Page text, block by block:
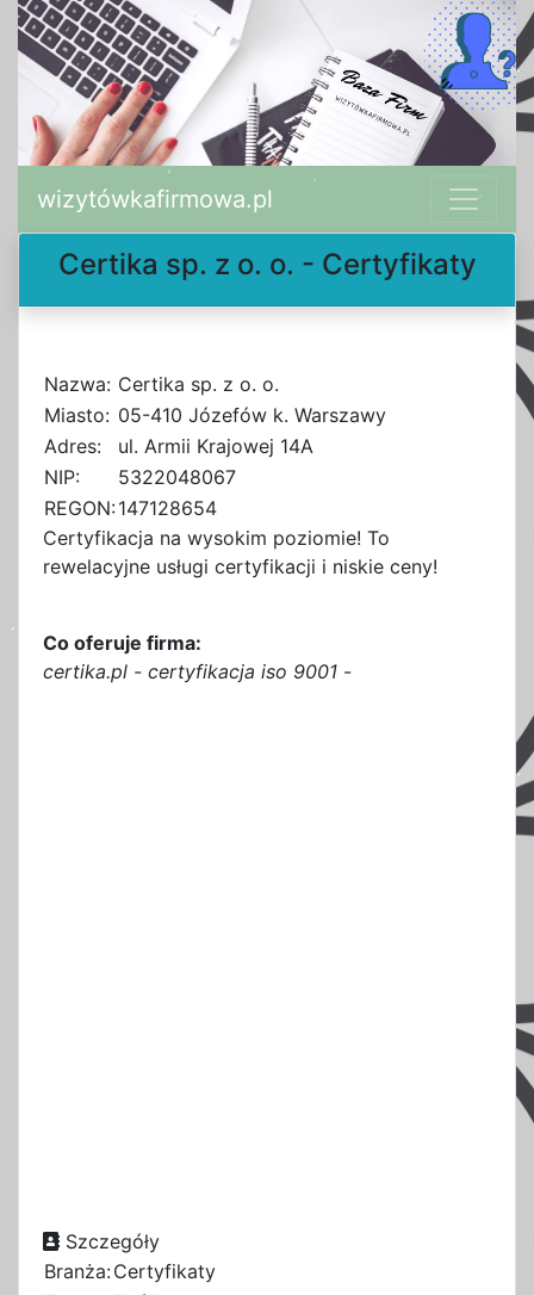
wizytówkafirmowa.pl
Certika sp. z o. o. - Certyfikaty
Nazwa: Certika sp. z o. o.
Miasto: 05-410 Józefów k. Warszawy
Adres:
ul. Armii Krajowej 14A
NIP:
5322048067
REGON:147128654
Certyfikacja na wysokim poziomie! To
rewelacyjne usługi certyfikacji i niskie ceny!
Co oferuje firma:
certika.pl - certyfikacja iso 9001 -
Szczegóły
Branża:Certyfikaty